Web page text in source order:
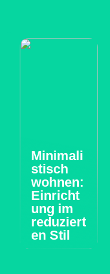
Minimali
stisch
wohnen:
Einricht
ung im
reduziert
en Stil